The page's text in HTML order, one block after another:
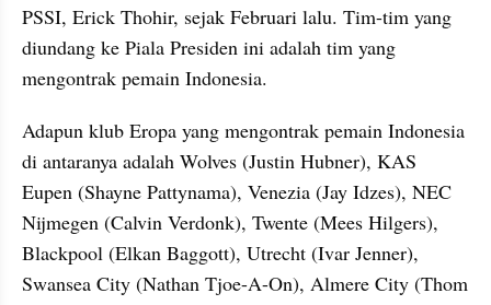
PSSI, Erick Thohir, sejak Februari lalu. Tim-tim yang
diundang ke Piala Presiden ini adalah tim yang
mengontrak pemain Indonesia.
Adapun klub Eropa yang mengontrak pemain Indonesia
di antaranya adalah Wolves (Justin Hubner), KAS
Eupen (Shayne Pattynama), Venezia (Jay Idzes), NEC
Nijmegen (Calvin Verdonk), Twente (Mees Hilgers),
Blackpool (Elkan Baggott), Utrecht (Ivar Jenner),
Swansea City (Nathan Tjoe-A-On), Almere City (Thom